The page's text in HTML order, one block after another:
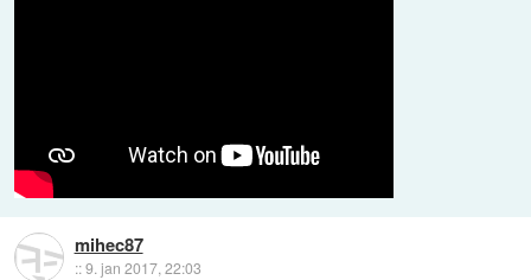
mihec87
::9. jan 2017, 22:03